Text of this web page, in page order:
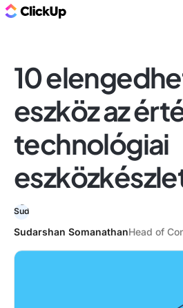
10
eszköz az
technológiai
Sudarshan SomanathanHead of